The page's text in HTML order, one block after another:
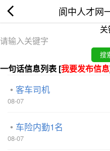
阆中人才网
一句话信息列表 [我要发布信息
客车司机
08-07
车险内勤1名
08-07